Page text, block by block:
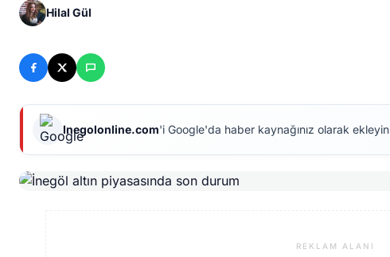
Hilal Gül
Inegolonline.com'i Google'da haber kaynağınız olarak ekleyin
REKLAM ALANI